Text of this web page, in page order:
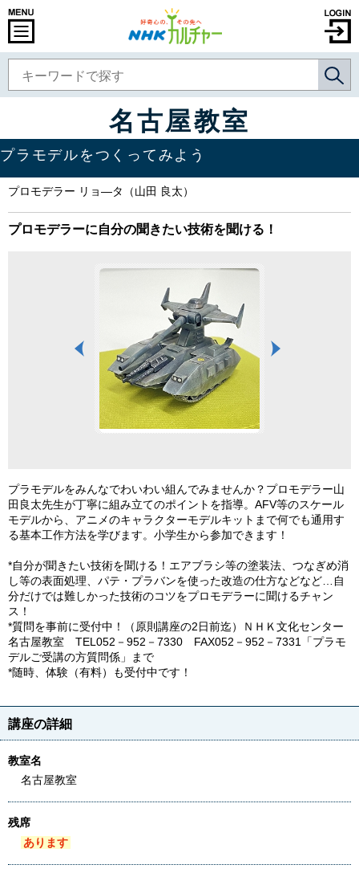
名古屋教室
プラモデルをつくってみよう
プロモデラー リョ―タ（山田 良太）
プロモデラーに自分の聞きたい技術を聞ける！
プラモデルをみんなでわいわい組んでみませんか？プロモデラー山
田良太先生が丁寧に組み立てのポイントを指導。AFV等のスケール
モデルから、アニメのキャラクターモデルキットまで何でも通用す
る基本工作方法を学びます。小学生から参加できます！
*自分が聞きたい技術を聞ける！エアブラシ等の塗装法、つなぎめ消
し等の表面処理、パテ・プラバンを使った改造の仕方などなど…自
分だけでは難しかった技術のコツをプロモデラーに聞けるチャン
ス！
*質問を事前に受付中！（原則講座の2日前迄）ＮＨＫ文化センター
名古屋教室 TEL052－952－7330 FAX052－952－7331「プラモ
デルご受講の方質問係」まで
*随時、体験（有料）も受付中です！
講座の詳細
教室名
名古屋教室
残席
あります